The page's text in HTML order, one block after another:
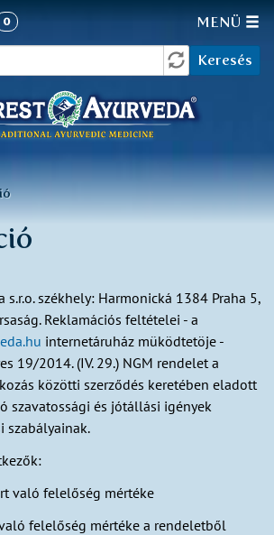
Keresés
0 MENÜ
s.r.o. székhely: Harmonická 1384 Praha 5,
Reklamációs feltételei - a
internetáruház müködtetöje -
19/2014. (IV. 29.) NGM rendelet a
közötti szerződés keretében eladott
szavatossági és jótállási igények
szabályainak.
való felelőség mértéke
felelőség mértéke a rendeletből